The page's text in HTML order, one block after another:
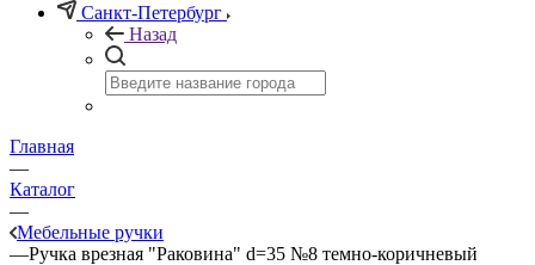
Санкт-Петербург
Назад
Главная
—
Каталог
—
Мебельные ручки
—Ручка врезная "Раковина" d=35 №8 темно-коричневый